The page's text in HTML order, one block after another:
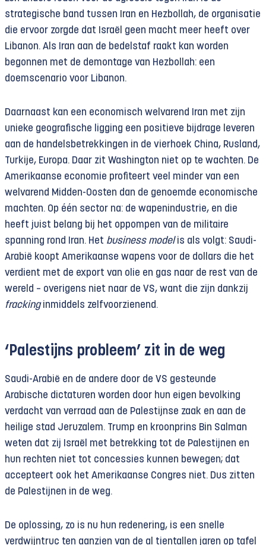
strategische band tussen Iran en Hezbollah, de organisatie
die ervoor zorgde dat Israël geen macht meer heeft over
Libanon. Als Iran aan de bedelstaf raakt kan worden
begonnen met de demontage van Hezbollah: een
doemscenario voor Libanon.
Daarnaast kan een economisch welvarend Iran met zijn
unieke geografische ligging een positieve bijdrage leveren
aan de handelsbetrekkingen in de vierhoek China, Rusland,
Turkije, Europa. Daar zit Washington niet op te wachten. De
Amerikaanse economie profiteert veel minder van een
welvarend Midden-Oosten dan de genoemde economische
machten. Op één sector na: de wapenindustrie, en die
heeft juist belang bij het oppompen van de militaire
spanning rond Iran. Het business modelis als volgt: Saudi-
Arabië koopt Amerikaanse wapens voor de dollars die het
verdient met de export van olie en gas naar de rest van de
wereld – overigens niet naar de VS, want die zijn dankzij
frackinginmiddels zelfvoorzienend.
‘Palestijns probleem’ zit in de weg
Saudi-Arabië en de andere door de VS gesteunde
Arabische dictaturen worden door hun eigen bevolking
verdacht van verraad aan de Palestijnse zaak en aan de
heilige stad Jeruzalem. Trump en kroonprins Bin Salman
weten dat zij Israël met betrekking tot de Palestijnen en
hun rechten niet tot concessies kunnen bewegen; dat
accepteert ook het Amerikaanse Congres niet. Dus zitten
de Palestijnen in de weg.
De oplossing, zo is nu hun redenering, is een snelle
verdwijntruc ten aanzien van de al tientallen jaren op tafel